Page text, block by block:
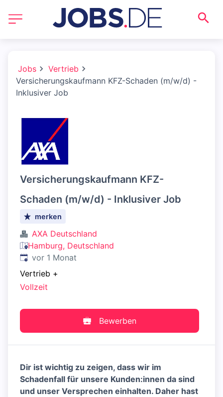
Jobs
Vertrieb
Versicherungskaufmann KFZ-Schaden (m/w/d) -
Inklusiver Job
Versicherungskaufmann KFZ-
Schaden (m/w/d) - Inklusiver Job
merken
AXA Deutschland
Hamburg, Deutschland
Veröffentlicht:
vor 1 Monat
Vertrieb +
Vollzeit
Bewerben
Dir ist wichtig zu zeigen, dass wir im
Schadenfall für unsere Kunden:innen da sind
und unser Versprechen einhalten. Daher hast